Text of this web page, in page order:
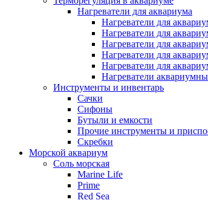
Нагреватели для аквариума
Нагреватели для
Нагреватели для
Нагреватели для
Нагреватели для
Нагреватели для
Нагреватели
Инструменты и инвентарь
Сачки
Сифоны
Бутыли и емкости
Прочие инструменты и
Скребки
Морской аквариум
Соль морская
Marine Life
Prime
Red Sea